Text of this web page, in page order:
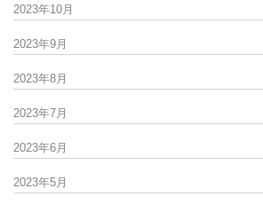
2023年10月
2023年9月
2023年8月
2023年7月
2023年6月
2023年5月